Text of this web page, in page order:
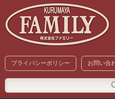
プライバシーポリシー お問い合